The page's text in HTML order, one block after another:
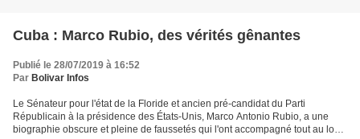
Cuba : Marco Rubio, des vérités gênantes
Publié le 28/07/2019 à 16:52
Par Bolivar Infos
Le Sénateur pour l'état de la Floride et ancien pré-candidat du Parti
Républicain à la présidence des États-Unis, Marco Antonio Rubio, a une
biographie obscure et pleine de faussetés qui l'ont accompagné tout au long